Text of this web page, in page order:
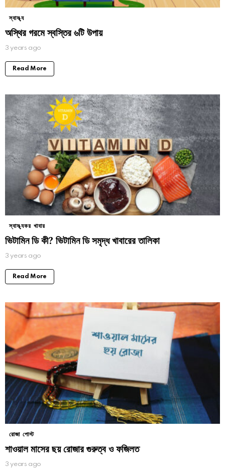
স্বাস্থ্য
অস্থির গরমে স্বস্তির ৬টি উপায়
3 years ago
Read More
স্বাস্থ্যকর খাবার
ভিটামিন ডি কী? ভিটামিন ডি সমৃদ্ধ খাবারের তালিকা
3 years ago
Read More
রোজা পোস্ট
শাওয়াল মাসের ছয় রোজার গুরুত্ব ও ফজিলত
3 years ago